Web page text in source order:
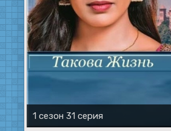
1 сезон 31 серия